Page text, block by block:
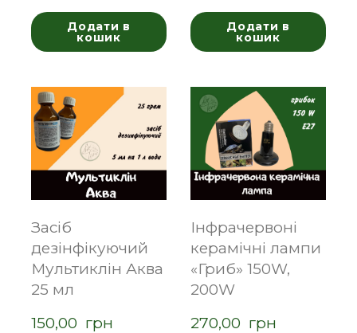
Додати в
кошик
Додати в
кошик
Засіб
дезінфікуючий
Мультиклін Аква
25 мл
150,00  грн
Інфрачервоні
керамічні лампи
«Гриб» 150W,
200W
270,00  грн